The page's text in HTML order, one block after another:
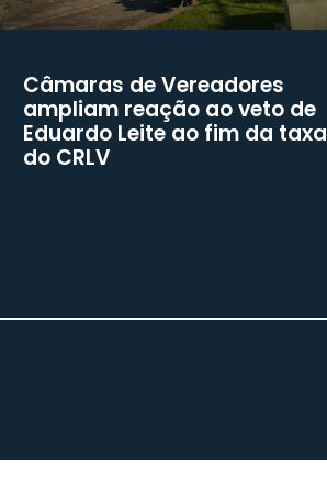
Câmaras de Vereadores
ampliam reação ao veto de
Eduardo Leite ao fim da taxa
do CRLV